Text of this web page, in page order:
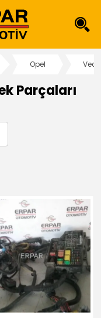
Opel
Parçaları